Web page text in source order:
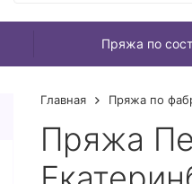
Пряжа по
Главная Пряжа по
Пряжа